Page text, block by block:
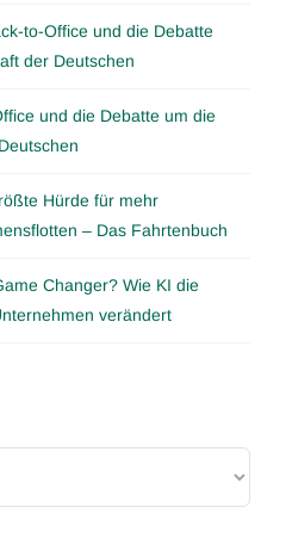
to-Office und die Debatte
der Deutschen
und die Debatte um die
Hürde für mehr
– Das Fahrtenbuch
Changer? Wie KI die
verändert